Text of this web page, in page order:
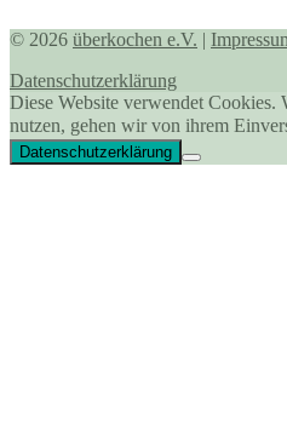
© 2026 überkochen e.V. |
Datenschutzerklärung
Diese Website verwendet Cookies.
nutzen, gehen wir von ihrem
Datenschutzerklärung